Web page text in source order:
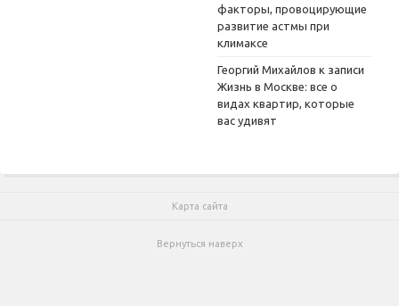
факторы, провоцирующие
развитие астмы при
климаксе
Георгий Михайлов к записи
Жизнь в Москве: все о
видах квартир, которые
вас удивят
Карта сайта
Вернуться наверх